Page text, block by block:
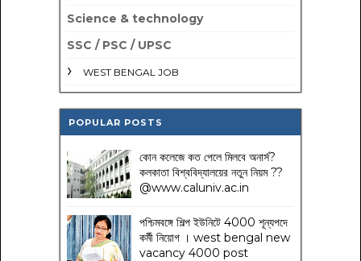
Science & technology
SSC / PSC / UPSC
WEST BENGAL JOB
POPULAR POSTS
কোন কলেজে কত পেলে মিলবে অনার্স?
কলকাতা বিশ্ববিদ্যালয়ের নতুন নিয়ম??
@www.caluniv.ac.in
পশ্চিমবঙ্গে শিল্প ইউনিটে 4000 শূন্যপদে
কর্মী নিয়োগ । west bengal new
vacancy 4000 post